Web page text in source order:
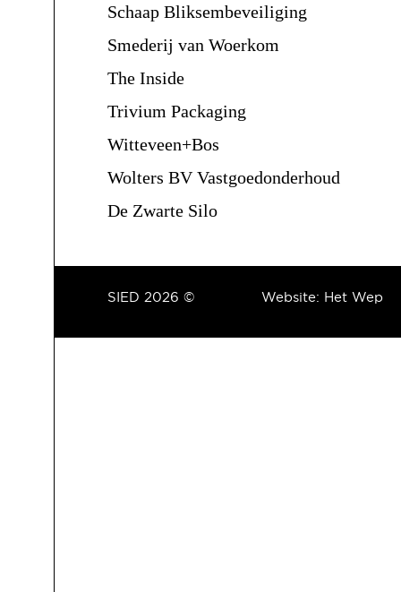
Schaap Bliksembeveiliging
Smederij van Woerkom
The Inside
Trivium Packaging
Witteveen+Bos
Wolters BV Vastgoedonderhoud
De Zwarte Silo
Website: Het Wep
SIED 2026 ©